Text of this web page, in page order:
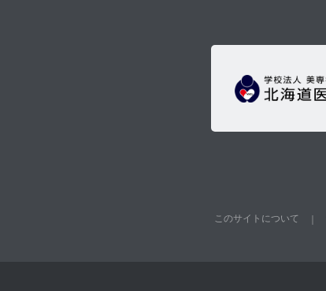
このサイトについて